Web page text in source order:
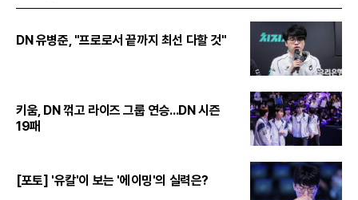
DN 유병준, "프로로서 끝까지 최선 다할 것"
키움, DN 꺾고 라이즈 그룹 연승...DN 시즌
19패
[포토] '유칼'이 보는 '에이밍'의 실력은?